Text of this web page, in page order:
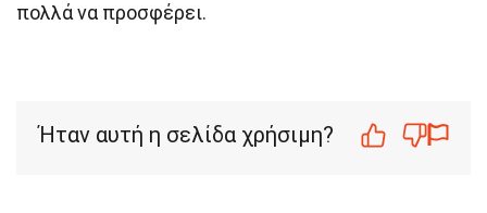
πολλά να προσφέρει.
Ήταν αυτή η σελίδα χρήσιμη?